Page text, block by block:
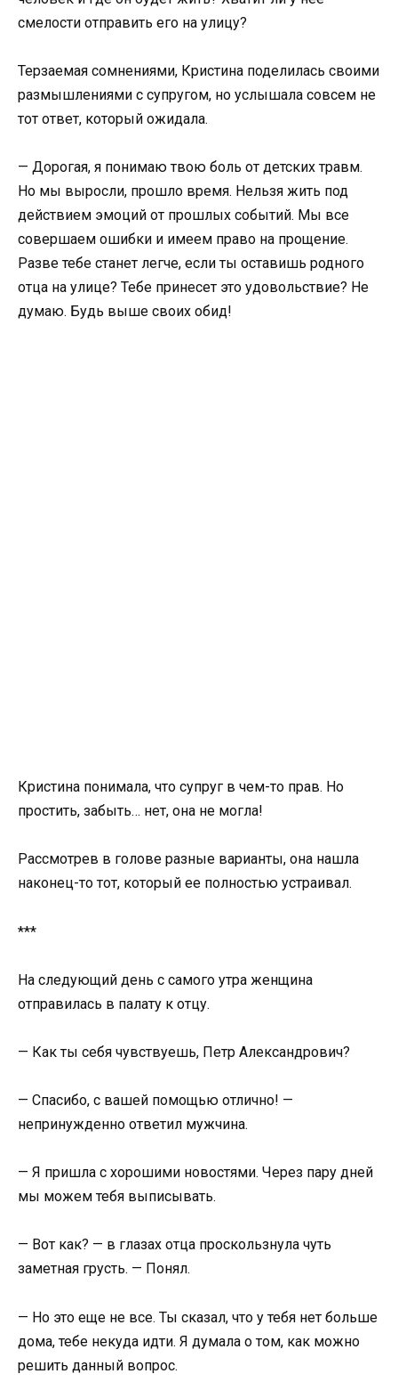
смелости отправить его на улицу?
Терзаемая сомнениями, Кристина поделилась своими
размышлениями с супругом, но услышала совсем не
тот ответ, который ожидала.
— Дорогая, я понимаю твою боль от детских травм.
Но мы выросли, прошло время. Нельзя жить под
действием эмоций от прошлых событий. Мы все
совершаем ошибки и имеем право на прощение.
Разве тебе станет легче, если ты оставишь родного
отца на улице? Тебе принесет это удовольствие? Не
думаю. Будь выше своих обид!
Кристина понимала, что супруг в чем-то прав. Но
простить, забыть… нет, она не могла!
Рассмотрев в голове разные варианты, она нашла
наконец-то тот, который ее полностью устраивал.
***
На следующий день с самого утра женщина
отправилась в палату к отцу.
— Как ты себя чувствуешь, Петр Александрович?
— Спасибо, с вашей помощью отлично! —
непринужденно ответил мужчина.
— Я пришла с хорошими новостями. Через пару дней
мы можем тебя выписывать.
— Вот как? — в глазах отца проскользнула чуть
заметная грусть. — Понял.
— Но это еще не все. Ты сказал, что у тебя нет больше
дома, тебе некуда идти. Я думала о том, как можно
решить данный вопрос.